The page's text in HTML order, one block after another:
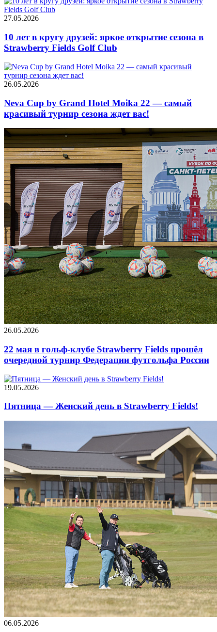
27.05.2026
10 лет в кругу друзей: яркое открытие сезона в
Strawberry Fields Golf Club
26.05.2026
Neva Cup by Grand Hotel Moika 22 — самый
красивый турнир сезона ждет вас!
26.05.2026
22 мая в гольф-клубе Strawberry Fields прошёл
очередной турнир Федерации футгольфа России
19.05.2026
Пятница — Женский день в Strawberry Fields!
06.05.2026